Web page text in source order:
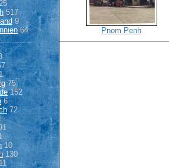
517
9
64
75
152
6
72
10
130
Pnom Penh